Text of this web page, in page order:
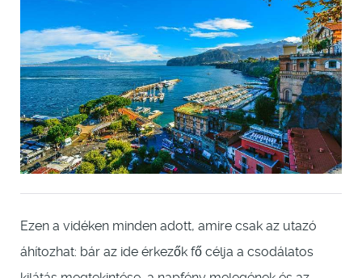
Ezen a vidéken minden adott, amire csak az utazó
áhítozhat: bár az ide érkezők fő célja a csodálatos